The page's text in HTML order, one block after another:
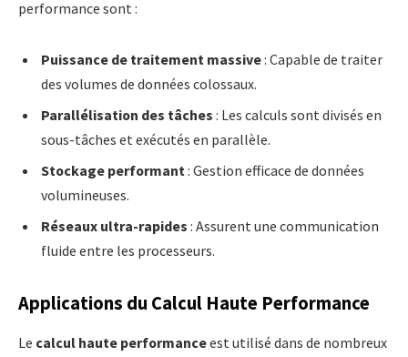
performance sont :
Puissance de traitement massive: Capable de traiter
des volumes de données colossaux.
Parallélisation des tâches : Les calculs sont divisés en
sous-tâches et exécutés en parallèle.
Stockage performant: Gestion efficace de données
volumineuses.
Réseaux ultra-rapides : Assurent une communication
fluide entre les processeurs.
Applications du Calcul Haute Performance
Le calcul haute performanceest utilisé dans de nombreux